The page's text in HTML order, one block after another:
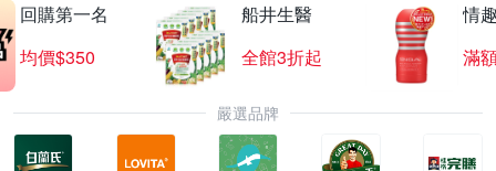
回購第一名
均價$350
船井生醫
全館3折起
情
滿
嚴選品牌